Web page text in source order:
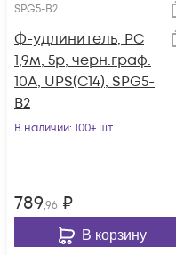
SPG5-B2
Ф-удлинитель, PC
1,9м, 5р, черн.граф.
10А, UPS(C14), SPG5-
B2
В наличии: 100+ шт
789,96 ₽
В корзину